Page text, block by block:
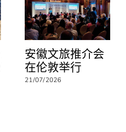
安徽文旅推介会
在伦敦举行
21/07/2026